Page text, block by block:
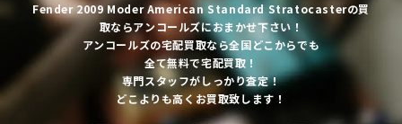
Fender 2009 Moder American Standard Stratocasterの買
取ならアンコールズにおまかせ下さい！
アンコールズの宅配買取なら全国どこからでも
全て無料で宅配買取！
専門スタッフがしっかり査定！
どこよりも高くお買取致します！